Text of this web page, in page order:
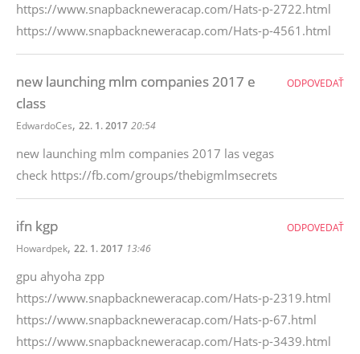
https://www.snapbackneweracap.com/Hats-p-2722.html
https://www.snapbackneweracap.com/Hats-p-4561.html
new launching mlm companies 2017 e
class
EdwardoCes, 22. 1. 2017 20:54
new launching mlm companies 2017 las vegas
check https://fb.com/groups/thebigmlmsecrets
ODPOVEDAŤ
ifn kgp
Howardpek, 22. 1. 2017 13:46
gpu ahyoha zpp
https://www.snapbackneweracap.com/Hats-p-2319.html
https://www.snapbackneweracap.com/Hats-p-67.html
https://www.snapbackneweracap.com/Hats-p-3439.html
ODPOVEDAŤ